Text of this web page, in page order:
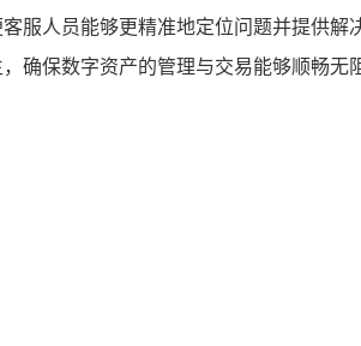
服人员能够更精准地定位问题并提供
确保数字资产的管理与交易能够顺畅无